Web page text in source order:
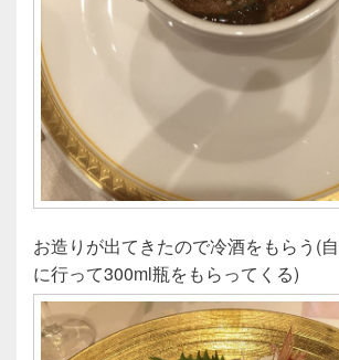
お造りが出てきたので冷酒をもらう(
に行って300ml瓶をもらってくる)